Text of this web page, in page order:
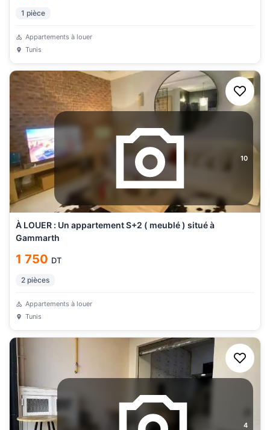
1 pièce
Appartements à louer
Tunis
10
À LOUER : Un appartement S+2 ( meublé ) situé à
Gammarth
1 750 DT
2 pièces
Appartements à louer
Tunis
4